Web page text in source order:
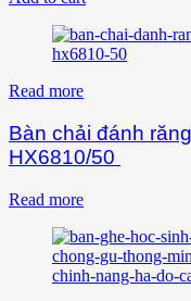
Read more
Bàn chải đánh
HX6810/50
Read more